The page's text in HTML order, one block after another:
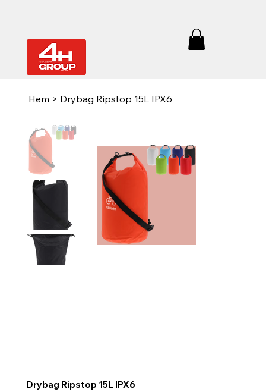
Hem > Drybag Ripstop 15L IPX6
Drybag Ripstop 15L IPX6